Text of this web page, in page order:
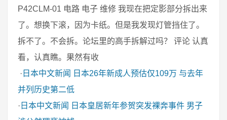
P42CLM-01 电路 电子 维修 我现在把定影部分拆出来
了。想换下滚，因为卡纸。但是我发现灯管挡住了。
拆不了。不会拆。论坛里的高手拆解过吗？ 评论 认真
看，认真瞧。果然有收
· 日本中文新闻
日本26年新成人预估仅109万 与去年
并列历史第二低
· 日本中文新闻
日本皇居新年参贺突发裸奔事件 男子